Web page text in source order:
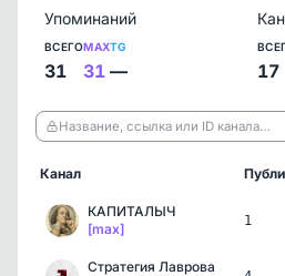
Упоминаний
ВСЕГО
31
MAX
31
TG
— 17
Название, ссылка или ID канала…
Канал
КАПИТАЛЫЧ
[max]
1
Стратегия Лаврова